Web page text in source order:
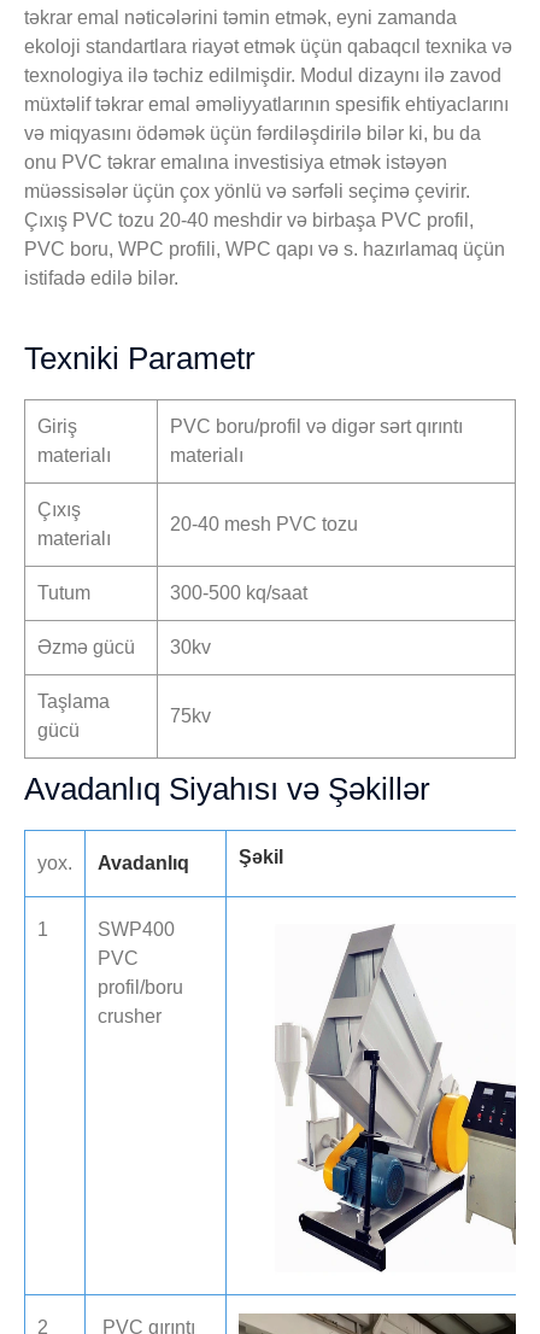
təkrar emal nəticələrini təmin etmək, eyni zamanda
ekoloji standartlara riayət etmək üçün qabaqcıl texnika və
texnologiya ilə təchiz edilmişdir. Modul dizaynı ilə zavod
müxtəlif təkrar emal əməliyyatlarının spesifik ehtiyaclarını
və miqyasını ödəmək üçün fərdiləşdirilə bilər ki, bu da
onu PVC təkrar emalına investisiya etmək istəyən
müəssisələr üçün çox yönlü və sərfəli seçimə çevirir.
Çıxış PVC tozu 20-40 meshdir və birbaşa PVC profil,
PVC boru, WPC profili, WPC qapı və s. hazırlamaq üçün
istifadə edilə bilər.
Texniki Parametr
Giriş
materialı
PVC boru/profil və digər sərt qırıntı
materialı
Çıxış
materialı
20-40 mesh PVC tozu
Tutum 300-500 kq/saat
Əzmə gücü 30kv
Taşlama
gücü
75kv
Avadanlıq Siyahısı və Şəkillər
yox. Avadanlıq Şəkil
1
SWP400
PVC
profil/boru
crusher
2
PVC qırıntı